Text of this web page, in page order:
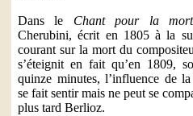
Dans le Chant pour la
Cherubini, écrit en 1805 à la
courant sur la mort du
s’éteignit en fait qu’en 1809,
quinze minutes, l’influence de
se fait sentir mais ne peut se
plus tard Berlioz.